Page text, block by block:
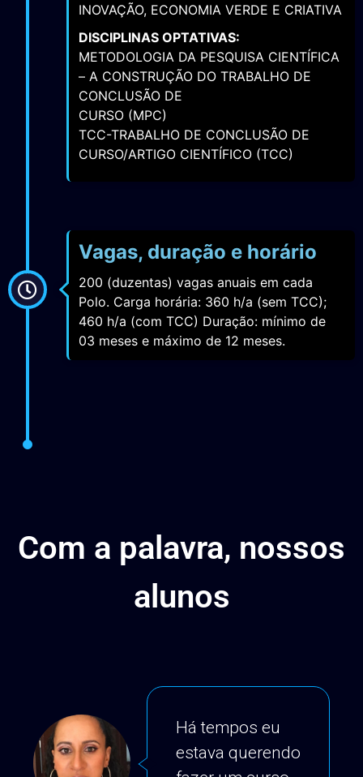
INOVAÇÃO, ECONOMIA VERDE E CRIATIVA
DISCIPLINAS OPTATIVAS:
METODOLOGIA DA PESQUISA CIENTÍFICA
– A CONSTRUÇÃO DO TRABALHO DE
CONCLUSÃO DE
CURSO (MPC)
TCC-TRABALHO DE CONCLUSÃO DE
CURSO/ARTIGO CIENTÍFICO (TCC)
Vagas, duração e horário
200 (duzentas) vagas anuais em cada
Polo. Carga horária: 360 h/a (sem TCC);
460 h/a (com TCC) Duração: mínimo de
03 meses e máximo de 12 meses.
Com a palavra, nossos
alunos
Há tempos eu
estava querendo